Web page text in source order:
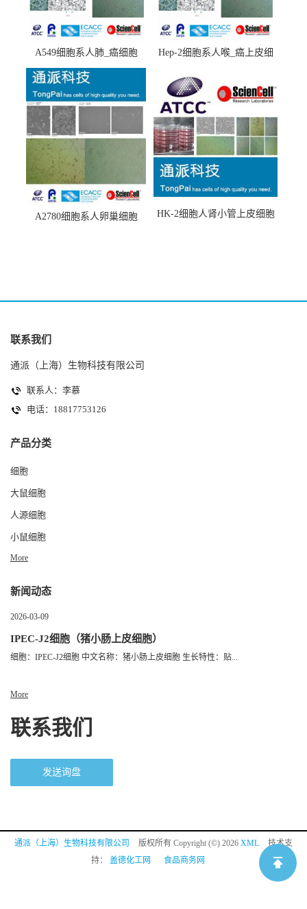
A549细胞系人肺_癌细胞
(A549细胞)
Hep-2细胞系人喉_癌上皮细
A2780细胞系人卵巢细胞
HK-2细胞人肾小管上皮细胞
联系我们
通派（上海）生物科技有限公司
联系人：李慕
电话：18817753126
产品分类
细胞
大鼠细胞
人源细胞
小鼠细胞
More
新闻动态
2026-03-09
IPEC-J2细胞（猪小肠上皮细胞）
细胞：IPEC-J2细胞 中文名称：猪小肠上皮细胞 生长特性：贴...
More
联系我们
发送询盘
通派（上海）生物科技有限公司 版权所有 Copyright (©) 2026 XML
技术支
持： 盖德化工网 食品商务网